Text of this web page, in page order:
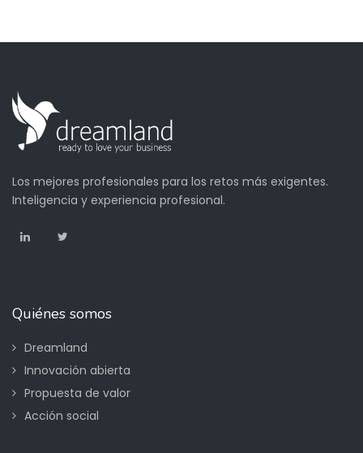
Los mejores profesionales para los retos más exigentes.
Inteligencia y experiencia profesional.
Quiénes somos
Dreamland
Innovación abierta
Propuesta de valor
Acción social